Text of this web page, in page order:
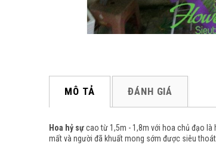
MÔ TẢ ĐÁNH GIÁ
Hoa hỷ sựcao từ 1,5m - 1,8m với hoa chủ đạo
mất và người đã khuất mong sớm được siêu thoát.